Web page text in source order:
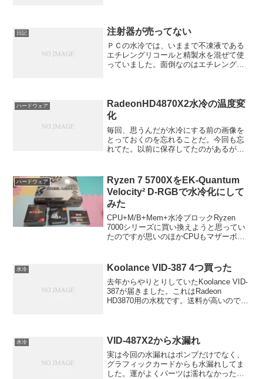
日記 注射器が売ってない
ＰＣの水冷では、いままで不凍液である
エチレングリコールと精製水を混ぜて使
っていました。面倒なのはエチレングリ
です。そこで、これからは...
ハードウェア
RadeonHD4870X2水冷の温度変
化
毎回、思うんだが水冷にする前の画像を
とっておくのを忘れることだ。今回も忘
れてた。以前に保存してたのがあるが気
ときの温度変化をうｐ起動後十数分アイ
ドルベンチを一...
ハードウェア
Ryzen 7 5700XをEK-Quantum
Velocity² D-RGBで水冷化にして
みた
CPU+M/B+Mem+水冷ブロックRyzen
7000シリーズに買い換えようと思ってい
たのですが思いのほかCPUもマザーボー
水冷 Koolance VID-387 4つ買った
去年からやりとりしていたKoolance VID-
387が届きました。これはRadeon
HD3870用の水枕です。送料が高いのでま
水冷 VID-487X2から水漏れ
実は今回の水漏れはポンプだけでなく、
グラフィックカードからも水漏れしてま
した。運がよくパーツは濡れなかったの